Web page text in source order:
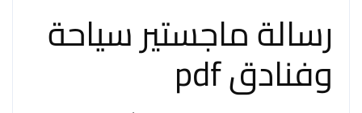
رسالة ماجستير سياحة
وفنادق pdf